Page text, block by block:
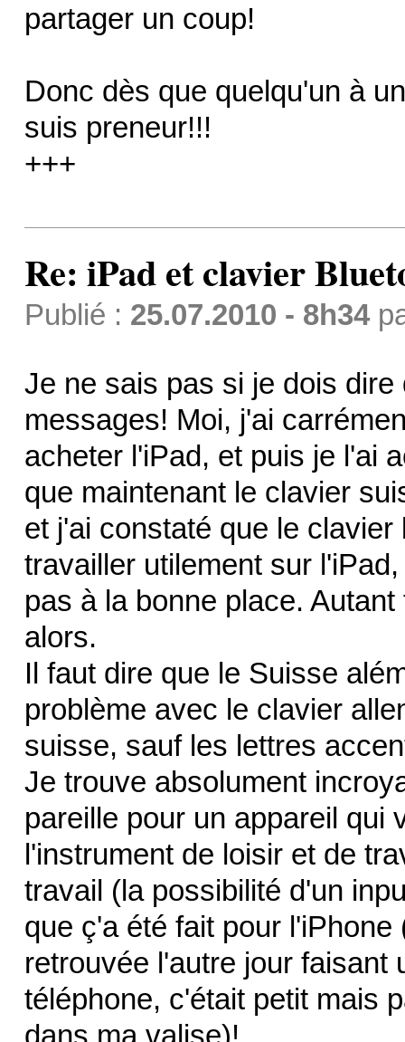
partager un coup!
Donc dès que quelqu'un à
suis preneur!!!
+++
Re: iPad et clavier
Publié : 25.07.2010 - 8h34
Je ne sais pas si je dois
messages! Moi, j'ai
acheter l'iPad, et puis je l'ai
que maintenant le clavier
et j'ai constaté que le
travailler utilement sur
pas à la bonne place.
alors.
Il faut dire que le Suisse
problème avec le clavier
suisse, sauf les lettres
Je trouve absolument
pareille pour un appareil qui
l'instrument de loisir et de
travail (la possibilité d'un
que ç'a été fait pour
retrouvée l'autre jour faisant
téléphone, c'était petit mais
dans ma valise)!